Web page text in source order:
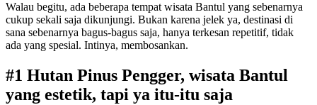
Walau begitu, ada beberapa tempat wisata Bantul yang sebenarnya
cukup sekali saja dikunjungi. Bukan karena jelek ya, destinasi di
sana sebenarnya bagus-bagus saja, hanya terkesan repetitif, tidak
ada yang spesial. Intinya, membosankan.
#1 Hutan Pinus Pengger, wisata Bantul
yang estetik, tapi ya itu-itu saja